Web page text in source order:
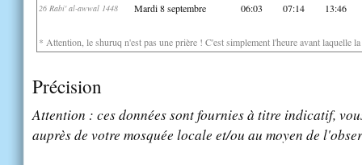
26 Rabi' al-awwal 1448 Mardi 8 septembre 06:03 07:14 13:46
* Attention, le shuruq n'est pas une prière ! C'est simplement l'heure avant laquelle
Précision
Attention : ces données sont fournies à titre indicatif,
auprès de votre mosquée locale et/ou au moyen de